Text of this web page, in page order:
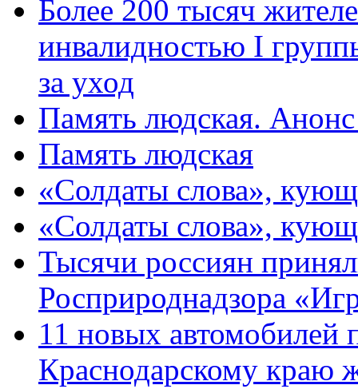
Более 200 тысяч
инвалидностью I
за уход
Память людская.
Память людская
«Солдаты слова»,
«Солдаты слова»,
Тысячи россиян
Росприроднадзора
11 новых автомобилей
Краснодарскому краю